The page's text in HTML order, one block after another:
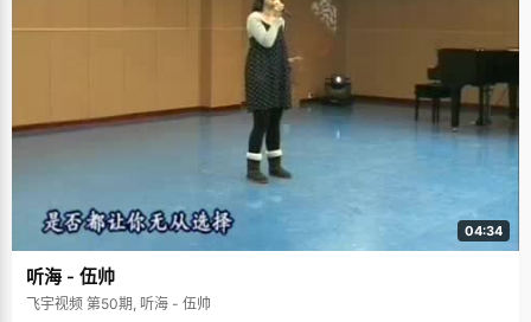
04:34
听海 - 伍帅
飞宇视频 第50期, 听海 - 伍帅